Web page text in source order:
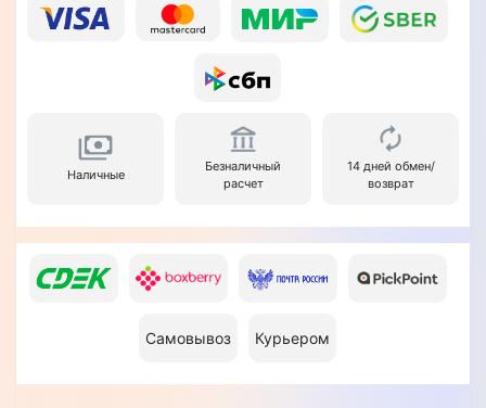
Наличные
Безналичный
расчет
14 дней обмен/
возврат
Самовывоз Курьером